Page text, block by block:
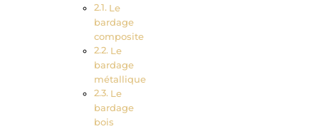
Le
bardage
composite
Le
bardage
métallique
Le
bardage
bois